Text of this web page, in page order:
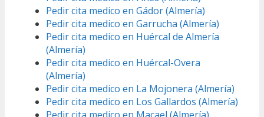
Pedir cita medico en Gádor (Almería)
Pedir cita medico en Garrucha (Almería)
Pedir cita medico en Huércal de Almería
(Almería)
Pedir cita medico en Huércal-Overa
(Almería)
Pedir cita medico en La Mojonera (Almería)
Pedir cita medico en Los Gallardos (Almería)